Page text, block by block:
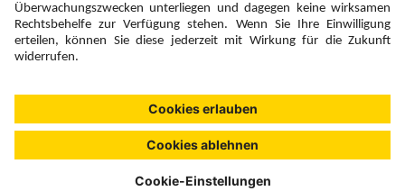
Fairness und
Unsere Inhalte: Standards und
Meldung
Copyright © 2026 DERTOUR Austria GmbH